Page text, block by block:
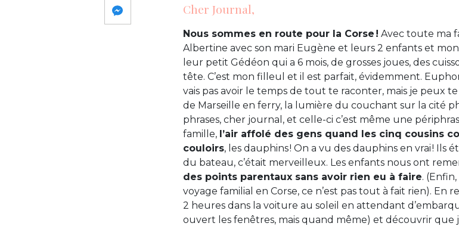
Cher Journal,
Nous sommes en route pour la Corse ! Avec toute ma
Albertine avec son mari Eugène et leurs 2 enfants et
leur petit Gédéon qui a 6 mois, de grosses joues, des
tête. C’est mon filleul et il est parfait, évidemment.
vais pas avoir le temps de tout te raconter, mais je peux
de Marseille en ferry, la lumière du couchant sur la cité
phrases, cher journal, et celle-ci c’est même une
famille, l’air affolé des gens quand les cinq cousins
couloirs, les dauphins ! On a vu des dauphins en vrai ! Ils
du bateau, c’était merveilleux. Les enfants nous ont
des points parentaux sans avoir rien eu à faire.
voyage familial en Corse, ce n’est pas tout à fait rien). En
2 heures dans la voiture au soleil en attendant
ouvert les fenêtres, mais quand même) et découvrir que